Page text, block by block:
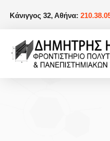
Κάνιγγος 32, Αθήνα: